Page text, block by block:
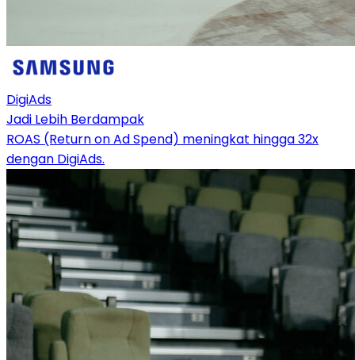
DigiAds
Jadi Lebih Berdampak
ROAS (Return on Ad Spend) meningkat hingga 32x
dengan DigiAds.